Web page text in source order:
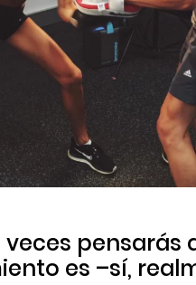
veces pensarás
es –sí,